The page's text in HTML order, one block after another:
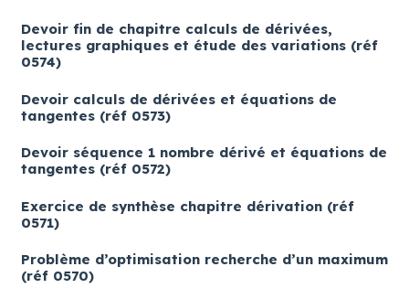
Devoir fin de chapitre calculs de dérivées,
lectures graphiques et étude des variations (réf
0574)
Devoir calculs de dérivées et équations de
tangentes (réf 0573)
Devoir séquence 1 nombre dérivé et équations de
tangentes (réf 0572)
Exercice de synthèse chapitre dérivation (réf
0571)
Problème d’optimisation recherche d’un maximum
(réf 0570)